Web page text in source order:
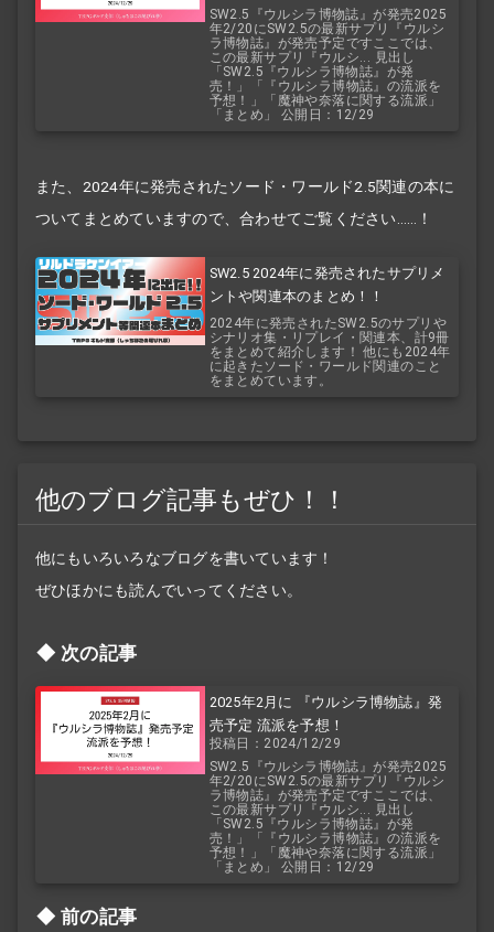
SW2.5『ウルシラ博物誌』が発売2025
年2/20にSW2.5の最新サプリ『ウルシ
ラ博物誌』が発売予定ですここでは、
この最新サプリ『ウルシ... 見出し
「SW2.5『ウルシラ博物誌』が発
売！」「『ウルシラ博物誌』の流派を
予想！」「魔神や奈落に関する流派」
「まとめ」 公開日：12/29
また、2024年に発売されたソード・ワールド2.5関連の本に
ついてまとめていますので、合わせてご覧ください……！
SW2.5 2024年に発売されたサプリメ
ントや関連本のまとめ！！
2024年に発売されたSW2.5のサプリや
シナリオ集・リプレイ・関連本、計9冊
をまとめて紹介します！ 他にも2024年
に起きたソード・ワールド関連のこと
をまとめています。
他のブログ記事もぜひ！！
他にもいろいろなブログを書いています！
ぜひほかにも読んでいってください。
次の記事
2025年2月に 『ウルシラ博物誌』発
売予定 流派を予想！
投稿日：2024/12/29
SW2.5『ウルシラ博物誌』が発売2025
年2/20にSW2.5の最新サプリ『ウルシ
ラ博物誌』が発売予定ですここでは、
この最新サプリ『ウルシ... 見出し
「SW2.5『ウルシラ博物誌』が発
売！」「『ウルシラ博物誌』の流派を
予想！」「魔神や奈落に関する流派」
「まとめ」 公開日：12/29
前の記事